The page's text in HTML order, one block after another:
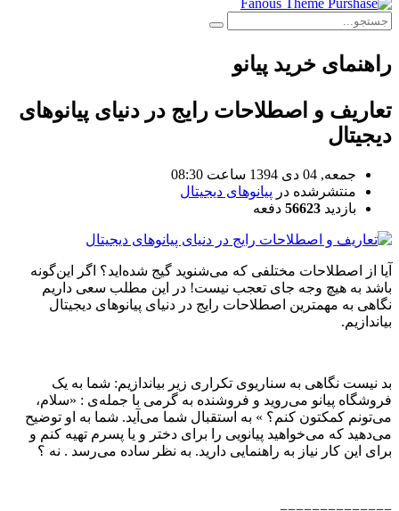
راهنمای خرید پیانو
تعاریف و اصطلاحات رایج در دنیای پیانوهای
دیجیتال
جمعه, 04 دی 1394 ساعت 08:30
منتشرشده در پیانوهای دیجیتال
بازدید 56623 دفعه
آیا از اصطلاحات مختلفی که می‌شنوید گیج شده‌اید؟ اگر این‌گونه
باشد به هیچ وجه جای تعجب نیست! در این مطلب سعی داریم
نگاهی به مهمترین اصطلاحات رایج در دنیای پیانوهای دیجیتال
بیاندازیم.
بد نیست نگاهی به سناریوی تکراری زیر بیاندازیم: شما به یک
فروشگاه پیانو می‌روید و فروشنده به گرمی با جمله‌ی :‌ «سلام،
می‌تونم کمکتون کنم؟ » به استقبال شما می‌آید. شما به او توضیح
می‌دهید که می‌خواهید پیانویی را برای دختر و یا پسرم تهیه کنم و
برای این کار نیاز به راهنمایی دارید. به نظر ساده می‌رسد . نه ؟